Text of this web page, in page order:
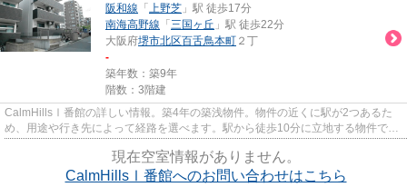
阪和線 「 上野芝 」駅 徒歩17分
南海高野線 「 三国ヶ丘 」駅 徒歩22分
大阪府堺市北区百舌鳥本町 ２丁
-
築年数：築9年
階数：3階建
CalmHillsⅠ番館の詳しい情報。築4年の築浅物件。物件の近くに駅が2つあるた
め、用途や行き先によって経路を選べます。駅から徒歩10分に立地する物件で
現在空室情報がありません。
CalmHillsⅠ番館へのお問い合わせはこちら